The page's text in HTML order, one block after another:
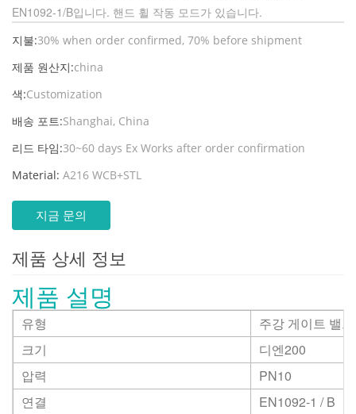
EN1092-1/B입니다. 핸드 휠 작동 모드가 있습니다.
지불:30% when order confirmed, 70% before shipment
제품 원산지:china
색:Customization
배송 포트:Shanghai, China
리드 타임:30~60 days Ex Works after order confirmation
Material: A216 WCB+STL
지금 문의
제품 상세 정보
제품 설명
유형
주강 게이트 밸브
크기
디엔200
압력
PN10
연결
EN1092-1 / B